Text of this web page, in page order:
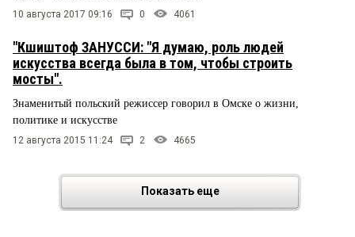
10 августа 2017 09:16 0 4061
"Кшиштоф ЗАНУССИ: "Я думаю, роль людей
искусства всегда была в том, чтобы строить
мосты".
Знаменитый польский режиссер говорил в Омске о жизни,
политике и искусстве
12 августа 2015 11:24 2 4665
Показать еще